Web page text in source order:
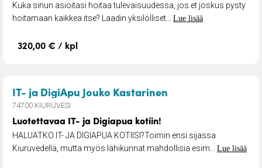
Kuka sinun asioitasi hoitaa tulevaisuudessa, jos et joskus pysty
hoitamaan kaikkea itse? Laadin yksilölliset... Lue lisää
320,00 € / kpl
IT- ja DigiApu Jouko Kastarinen
74700 KIURUVESI
Luotettavaa IT- ja Digiapua kotiin!
HALUATKO IT- JA DIGIAPUA KOTIISI?Toimin ensi sijassa
Kiuruvedellä, mutta myös lähikunnat mahdollisia esim... Lue lisää